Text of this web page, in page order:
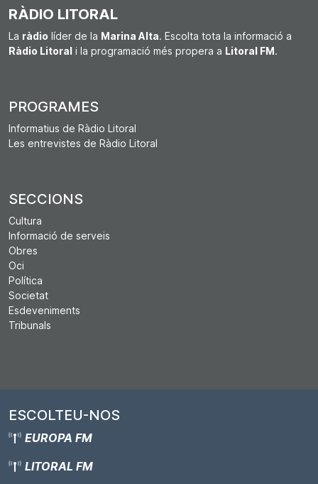
RÀDIO LITORAL
La ràdio líder de la Marina Alta. Escolta tota la informació a
Ràdio Litoral i la programació més propera a Litoral FM.
PROGRAMES
Informatius de Ràdio Litoral
Les entrevistes de Ràdio Litoral
SECCIONS
Cultura
Informació de serveis
Obres
Oci
Política
Societat
Esdeveniments
Tribunals
ESCOLTEU-NOS
EUROPA FM
LITORAL FM